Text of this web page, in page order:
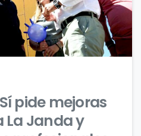
0 0
pide mejoras
Janda y